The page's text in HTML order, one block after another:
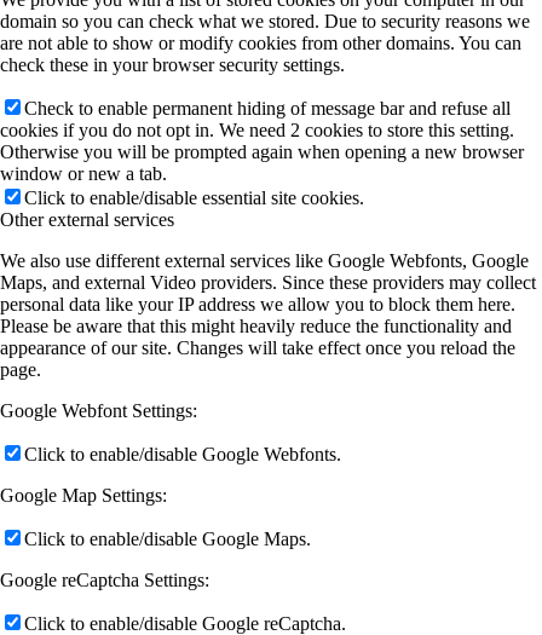
domain so you can check what we stored. Due to security reasons we
are not able to show or modify cookies from other domains. You can
check these in your browser security settings.
Check to enable permanent hiding of message bar and refuse all
cookies if you do not opt in. We need 2 cookies to store this setting.
Otherwise you will be prompted again when opening a new browser
window or new a tab.
Click to enable/disable essential site cookies.
Other external services
We also use different external services like Google Webfonts, Google
Maps, and external Video providers. Since these providers may collect
personal data like your IP address we allow you to block them here.
Please be aware that this might heavily reduce the functionality and
appearance of our site. Changes will take effect once you reload the
page.
Google Webfont Settings:
Click to enable/disable Google Webfonts.
Google Map Settings:
Click to enable/disable Google Maps.
Google reCaptcha Settings:
Click to enable/disable Google reCaptcha.